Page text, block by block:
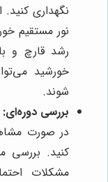
نگهداری
نور مستقیم
رشد قارچ و
خورشید
شوند.
بررسی دوره‌ای:
در صورت
کنید. بررسی
مشکلات